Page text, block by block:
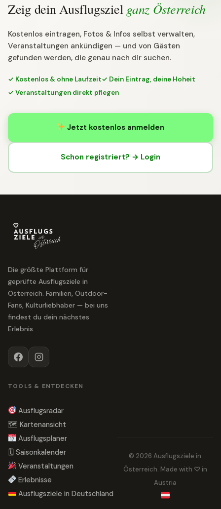
Zeig dein Ausflugsziel ganz Österreich
Kostenlos eintragen, Fotos & Infos selbst verwalten,
Veranstaltungen ankündigen — und von Gästen
gefunden werden, die genau nach dir suchen.
✓ Kostenlos & ohne Laufzeit✓ Dein Eintrag, deine Hoheit
✓ Veranstaltungen direkt pflegen
Jetzt kostenlos anmelden
Schon registriert? → Login
Die größte Plattform für
geprüfte Ausflugsziele in
Österreich. Familien, Outdoor-
Fans, Kulturliebhaber — bei uns
findest du dein nächstes
Erlebnis.
TOOLS & ENTDECKEN
Ausflugsradar
🗺 Kartenansicht
Ausflugsplaner
🗓 Saisonkalender
Veranstaltungen
Erlebnisse
Ausflugsziele in Deutschland
© 2026 Ausflugsziele in
Österreich. Made with ♡ in
Austria